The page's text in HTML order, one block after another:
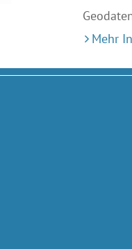
Mehr